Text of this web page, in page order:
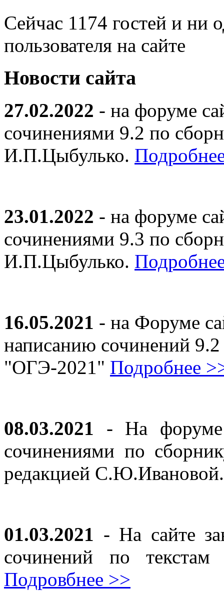
Сейчас 1174 гостей и ни
пользователя на сайте
Новости сайта
27.02.2022 - на форуме
сочинениями 9.2 по
И.П.Цыбулько.
23.01.2022 - на форуме
сочинениями 9.3 по
И.П.Цыбулько.
16.05.2021 - на Форуме
написанию сочинений
"ОГЭ-2021" Подробнее
08.03.2021 - На форуме
сочинениями по
редакцией
01.03.2021 - На сайте
сочинений по
Подровбнее >>